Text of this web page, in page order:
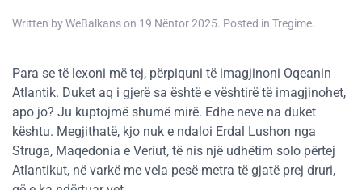
Written byWeBalkanson 19 Nëntor 2025. Posted in Tregime.
Para se të lexoni më tej, përpiquni të imagjinoni Oqeanin
Atlantik. Duket aq i gjerë sa është e vështirë të imagjinohet,
apo jo? Ju kuptojmë shumë mirë. Edhe neve na duket
kështu. Megjithatë, kjo nuk e ndaloi Erdal Lushon nga
Struga, Maqedonia e Veriut, të nis një udhëtim solo përtej
Atlantikut, në varkë me vela pesë metra të gjatë prej druri,